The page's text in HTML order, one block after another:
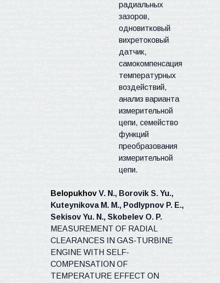
радиальных
зазоров,
одновитковый
вихретоковый
датчик,
самокомпенсация
температурных
воздействий,
анализ варианта
измерительной
цепи, семейство
функций
преобразования
измерительной
цепи.
BelopukhovV. N ., Borovik S. Yu.,
Kuteynikova M . M ., Podlypnov P. E.,
Sekisov Yu. N ., Skobelev O. P.
MEASUREMENT OF RADIAL
CLEARANCES IN GAS-TURBINE
ENGINE WITH SELF-
COMPENSATION OF
TEMPERATURE EFFECT ON